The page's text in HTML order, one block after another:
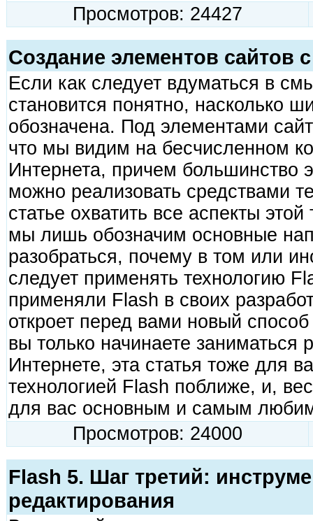
Просмотров: 24427
Создание элементов сайтов
Если как следует вдуматься в
становится понятно, насколько
обозначена. Под элементами
что мы видим на бесчисленном
Интернета, причем большинство
можно реализовать средствами
статье охватить все аспекты
мы лишь обозначим основные
разобраться, почему в том или
следует применять технологию
применяли Flash в своих
откроет перед вами новый
вы только начинаете заниматься
Интернете, эта статья тоже для
технологией Flash поближе, и,
для вас основным и самым
Просмотров: 24000
Flash 5. Шаг третий:
редактирования